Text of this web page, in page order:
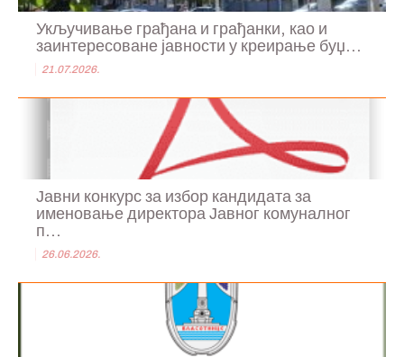
Укључивање грађана и грађанки, као и
заинтересоване јавности у креирање буџ...
21.07.2026.
Јавни конкурс за избор кандидата за
именовање директора Јавног комуналног
п...
26.06.2026.